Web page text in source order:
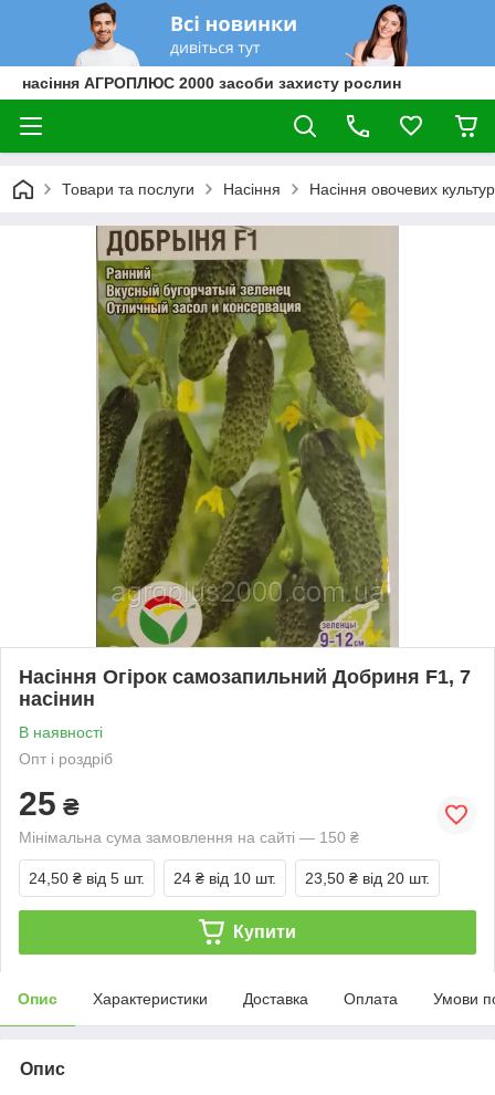
насіння АГРОПЛЮС 2000 засоби захисту рослин
Товари та послуги Насіння Насіння овочевих культур
Насіння Огірок самозапильний Добриня F1, 7
насінин
В наявності
Опт і роздріб
25 ₴
Мінімальна сума замовлення на сайті — 150 ₴
24,50 ₴ від 5 шт. 24 ₴ від 10 шт. 23,50 ₴ від 20 шт.
Купити
Опис Характеристики Доставка Оплата Умови
Опис